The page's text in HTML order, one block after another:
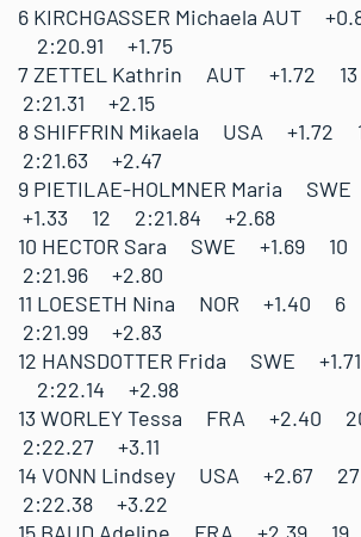
6 KIRCHGASSER Michaela AUT
2:20.91 +1.75
7 ZETTEL Kathrin AUT +1.72
2:21.31 +2.15
8 SHIFFRIN Mikaela USA
2:21.63 +2.47
9 PIETILAE-HOLMNER Maria
+1.33 12 2:21.84 +2.68
10 HECTOR Sara SWE +1.69
2:21.96 +2.80
11 LOESETH Nina NOR +1.40
2:21.99 +2.83
12 HANSDOTTER Frida SWE
2:22.14 +2.98
13 WORLEY Tessa FRA +2.40
2:22.27 +3.11
14 VONN Lindsey USA +2.67
2:22.38 +3.22